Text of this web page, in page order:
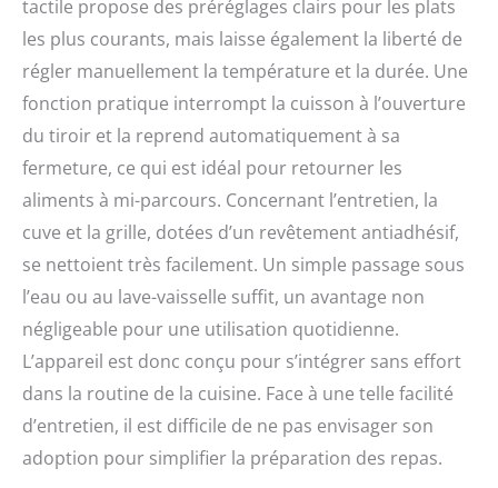
tactile propose des préréglages clairs pour les plats
les plus courants, mais laisse également la liberté de
régler manuellement la température et la durée. Une
fonction pratique interrompt la cuisson à l’ouverture
du tiroir et la reprend automatiquement à sa
fermeture, ce qui est idéal pour retourner les
aliments à mi-parcours. Concernant l’entretien, la
cuve et la grille, dotées d’un revêtement antiadhésif,
se nettoient très facilement. Un simple passage sous
l’eau ou au lave-vaisselle suffit, un avantage non
négligeable pour une utilisation quotidienne.
L’appareil est donc conçu pour s’intégrer sans effort
dans la routine de la cuisine. Face à une telle facilité
d’entretien, il est difficile de ne pas envisager son
adoption pour simplifier la préparation des repas.